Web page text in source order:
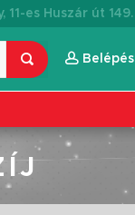
es Huszár út 149.
Belépés